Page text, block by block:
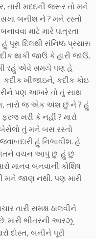
તારી મદદની જરૂર તો મને
બનીશ ને ? મને રસ્તો
માટે મારે પાત્રતા
પૂરા દિલથી સંનિષ્ઠ પ્રયાસ
થાકી જાઉં કે હારી જાઉં,
રહું એવે સમયે પણ હે
કદીક ખીજાઇને, કદીક કોઇ
પણ આખરે તો તું સાથ
તારો જ એક અંશ છું ને ? હું
ખરી કે નહીં ? મારો
બેસેલો તું મને બસ રસ્તો
હું નિભાવીશ. હે
વચન આપું છું. હું છું
માનવ બનવાની કોશિષ
મને જાણ નથી. પણ મારી
તારી સમક્ષ ઠાલવીને
મારી ભીતરની આરઝૂ
દોસ્ત, બનીને પૂરી